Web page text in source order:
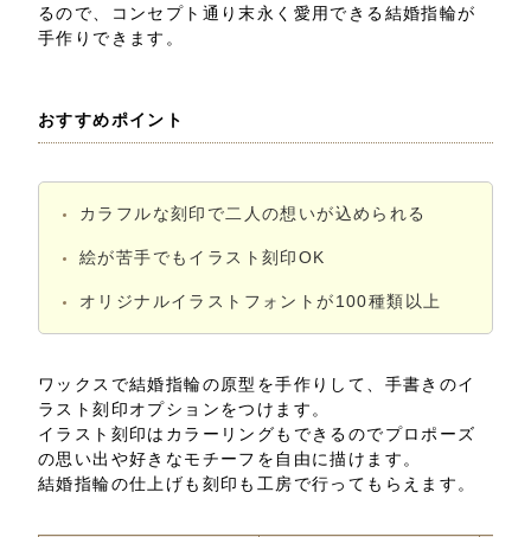
るので、コンセプト通り末永く愛用できる結婚指輪が
手作りできます。
おすすめポイント
カラフルな刻印で二人の想いが込められる
絵が苦手でもイラスト刻印OK
オリジナルイラストフォントが100種類以上
ワックスで結婚指輪の原型を手作りして、手書きのイ
ラスト刻印オプションをつけます。
イラスト刻印はカラーリングもできるのでプロポーズ
の思い出や好きなモチーフを自由に描けます。
結婚指輪の仕上げも刻印も工房で行ってもらえます。